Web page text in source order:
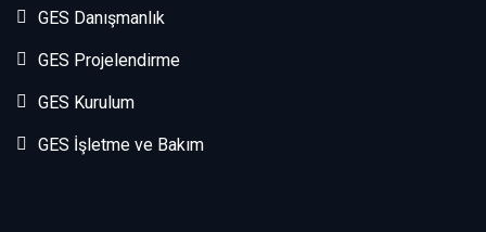
GES Danışmanlık
GES Projelendirme
GES Kurulum
GES İşletme ve Bakım